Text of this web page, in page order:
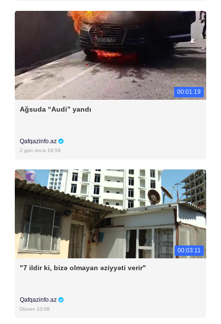
00:01:19
Ağsuda “Audi” yandı
Qafqazinfo.az
2 gün öncə 19:59
00:03:11
"7 ildir ki, bizə olmayan əziyyəti verir"
Qafqazinfo.az
Dünən 10:08